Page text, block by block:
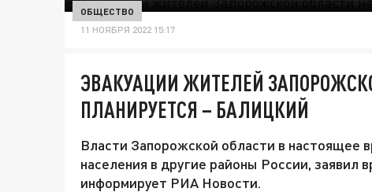
ОБЩЕСТВО
11 НОЯБРЯ 2022 15:17
ЭВАКУАЦИИ ЖИТЕЛЕЙ
ПЛАНИРУЕТСЯ – БАЛИЦКИЙ
Власти Запорожской области в настоящее
населения в другие районы России, заявил
информирует РИА Новости.